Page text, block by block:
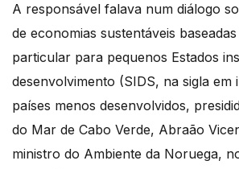
A responsável falava num diálogo
de economias sustentáveis
particular para pequenos Estados
desenvolvimento (SIDS, na sigla em
países menos desenvolvidos,
do Mar de Cabo Verde, Abraão
ministro do Ambiente da Noruega,